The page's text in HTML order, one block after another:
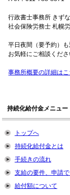
行政書士事務所 きず
社会保険労務士 札幌
平日夜間（要予約）も
お気軽にご相談くださ
事務所概要の詳細は
持続化給付金メニュー
トップへ
持続化給付金とは
手続きの流れ
支給の要件、申請
給付額について